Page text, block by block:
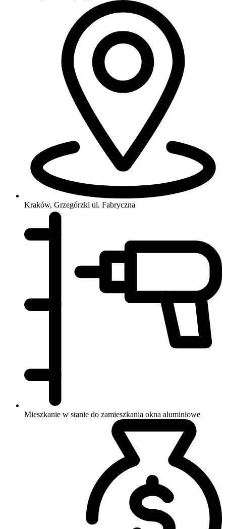
Kraków, Grzegórzki ul. Fabryczna
Mieszkanie w stanie do zamieszkania okna aluminiowe